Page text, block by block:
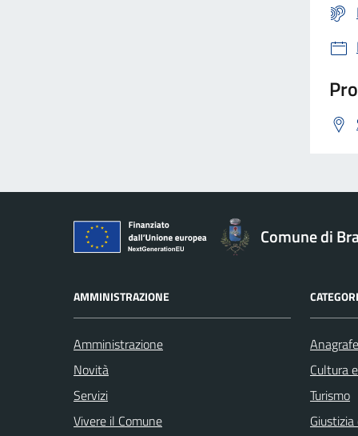
Comune di
AMMINISTRAZIONE
Amministrazione
Novità
Servizi
Vivere il Comune
Cultura
Turismo